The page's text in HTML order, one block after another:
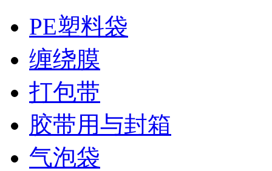
PE塑料袋
缠绕膜
打包带
胶带用与封箱
气泡袋